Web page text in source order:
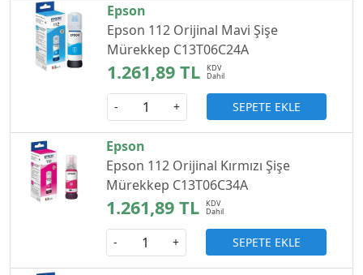
Epson
Epson 112 Orijinal Mavi Şişe
Mürekkep C13T06C24A
1.261,89 TL
- + SEPETE EKLE
Epson
Epson 112 Orijinal Kırmızı Şişe
Mürekkep C13T06C34A
1.261,89 TL
- + SEPETE EKLE